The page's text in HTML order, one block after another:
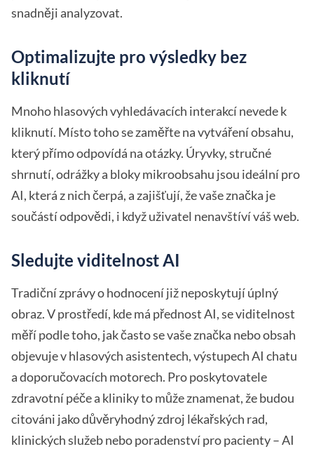
snadněji analyzovat.
Optimalizujte pro výsledky bez
kliknutí
Mnoho hlasových vyhledávacích interakcí nevede k
kliknutí. Místo toho se zaměřte na vytváření obsahu,
který přímo odpovídá na otázky. Úryvky, stručné
shrnutí, odrážky a bloky mikroobsahu jsou ideální pro
AI, která z nich čerpá, a zajišťují, že vaše značka je
součástí odpovědi, i když uživatel nenavštíví váš web.
Sledujte viditelnost AI
Tradiční zprávy o hodnocení již neposkytují úplný
obraz. V prostředí, kde má přednost AI, se viditelnost
měří podle toho, jak často se vaše značka nebo obsah
objevuje v hlasových asistentech, výstupech AI chatu
a doporučovacích motorech. Pro poskytovatele
zdravotní péče a kliniky to může znamenat, že budou
citováni jako důvěryhodný zdroj lékařských rad,
klinických služeb nebo poradenství pro pacienty – AI